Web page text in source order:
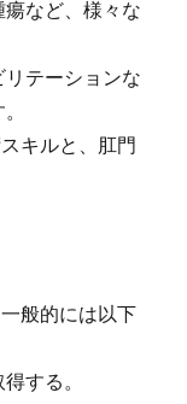
など、様々な
テーションな
キルと、肛門
般的には以下
する。